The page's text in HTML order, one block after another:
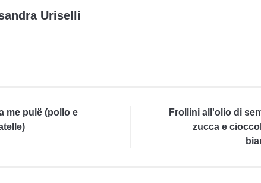
Uriselli
me pulë (pollo e
Frollini all'olio di
zucca e